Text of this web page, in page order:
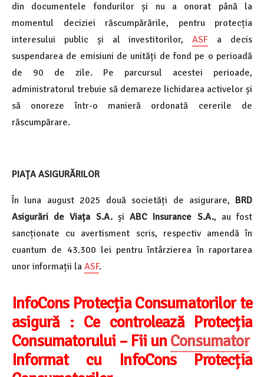
din documentele fondurilor și nu a onorat până la
momentul deciziei răscumpărările, pentru protecția
interesului public și al investitorilor,ASF a decis
suspendarea de emisiuni de unități de fond pe o perioadă
de 90 de zile. Pe parcursul acestei perioade,
administratorul trebuie să demareze lichidarea activelor și
să onoreze într-o manieră ordonată cererile de
răscumpărare.
PIAȚA ASIGURĂRILOR
În luna august 2025 două societăți de asigurare, BRD
Asigurări de Viața S.A. și ABC Insurance S.A., au fost
sancționate cu avertisment scris, respectiv amendă în
cuantum de 43.300 lei pentru întârzierea în raportarea
unor informații la ASF.
InfoCons Protecția Consumatorilor te
asigură : Ce controlează Protecția
Consumatorului – Fii unConsumator
Informat cu InfoCons Protecția